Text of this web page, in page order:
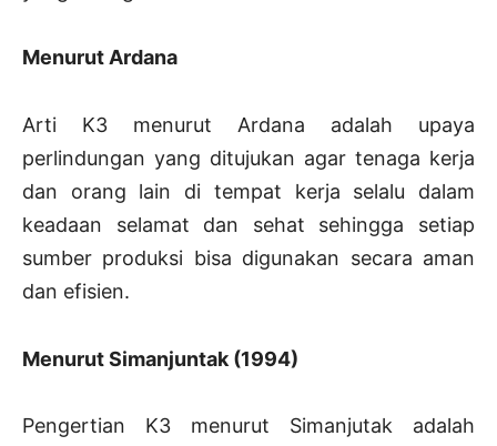
Menurut Ardana
Arti K3 menurut Ardana adalah upaya
perlindungan yang ditujukan agar tenaga kerja
dan orang lain di tempat kerja selalu dalam
keadaan selamat dan sehat sehingga setiap
sumber produksi bisa digunakan secara aman
dan efisien.
Menurut Simanjuntak (1994)
Pengertian K3 menurut Simanjutak adalah